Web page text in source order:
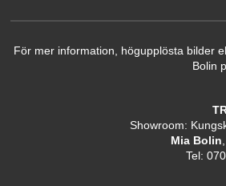
För mer information, högupplösta bilder
Bolin
Showroom:
Mia Bolin
Tel: